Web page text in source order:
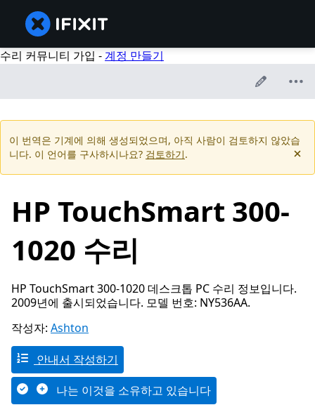
수리 커뮤니티 가입 -계정 만들기
이 번역은 기계에 의해 생성되었으며, 아직 사람이 검토하지 않았습
니다. 이 언어를 구사하시나요? 검토하기.
HP TouchSmart 300-
1020 수리
HP TouchSmart 300-1020 데스크톱 PC 수리 정보입니다.
2009년에 출시되었습니다. 모델 번호: NY536AA.
작성자: Ashton
안내서 작성하기
나는 이것을 소유하고 있습니다